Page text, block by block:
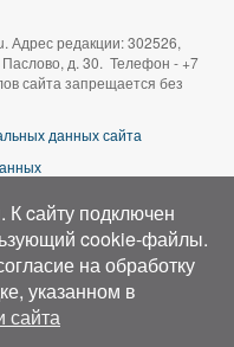
Адрес редакции: 302526,
Паслово, д. 30. Телефон - +7
сайта запрещается без
данных сайта
cайту подключен
cookie-файлы.
на обработку
указанном в
сайта